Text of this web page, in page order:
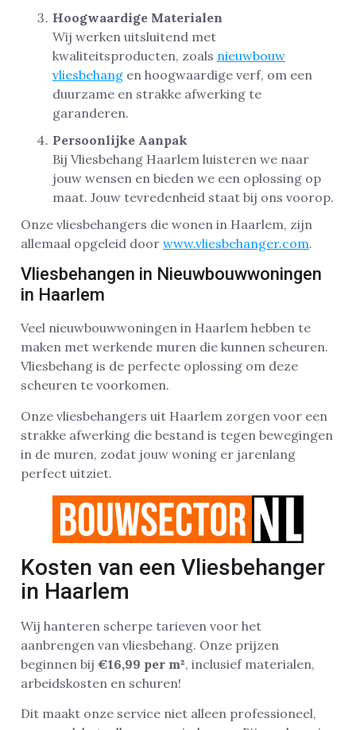
Hoogwaardige Materialen
Wij werken uitsluitend met
kwaliteitsproducten, zoals nieuwbouw
vliesbehang en hoogwaardige verf, om een
duurzame en strakke afwerking te
garanderen.
Persoonlijke Aanpak
Bij Vliesbehang Haarlem luisteren we naar
jouw wensen en bieden we een oplossing op
maat. Jouw tevredenheid staat bij ons voorop.
Onze vliesbehangers die wonen in Haarlem, zijn
allemaal opgeleid door www.vliesbehanger.com.
Vliesbehangen in Nieuwbouwwoningen
in Haarlem
Veel nieuwbouwwoningen in Haarlem hebben te
maken met werkende muren die kunnen scheuren.
Vliesbehang is de perfecte oplossing om deze
scheuren te voorkomen.
Onze vliesbehangers uit Haarlem zorgen voor een
strakke afwerking die bestand is tegen bewegingen
in de muren, zodat jouw woning er jarenlang
perfect uitziet.
Kosten van een Vliesbehanger
in Haarlem
Wij hanteren scherpe tarieven voor het
aanbrengen van vliesbehang. Onze prijzen
beginnen bij €16,99 per m², inclusief materialen,
arbeidskosten en schuren!
Dit maakt onze service niet alleen professioneel,